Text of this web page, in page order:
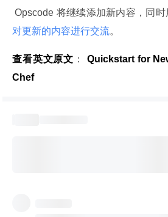
Opscode 将继续添加新内容，同
对更新的内容进行交流。
查看英文原文 ：
Quickstart for
Chef